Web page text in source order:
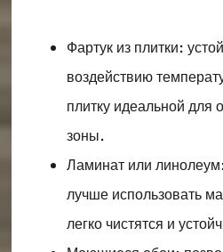
Фартук из плитки:
воздействию
плитку идеальной
зоны.
Ламинат или
лучше использовать
легко чистятся и